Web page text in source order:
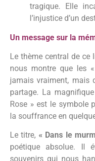
tragique. Elle
l’injustice d’un
Un message sur la
Le thème central de ce
nous montre que les
jamais vraiment, mais
partage. La
Rose » est le symbole
la souffrance en
Le titre, « Dans le
poétique absolue. Il
souvenirs qui nous